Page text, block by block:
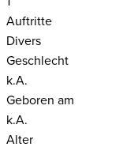
Auftritte
Divers
Geschlecht
k.A.
Geboren am
k.A.
Alter